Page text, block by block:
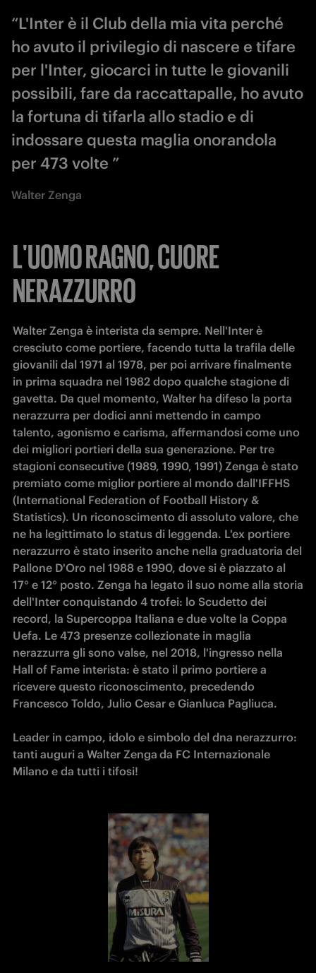
“L'Inter è il Club della mia vita perché
ho avuto il privilegio di nascere e tifare
per l'Inter, giocarci in tutte le giovanili
possibili, fare da raccattapalle, ho avuto
la fortuna di tifarla allo stadio e di
indossare questa maglia onorandola
per 473 volte ”
Walter Zenga
L'UOMO RAGNO, CUORE
NERAZZURRO
Walter Zenga è interista da sempre. Nell'Inter è
cresciuto come portiere, facendo tutta la trafila delle
giovanili dal 1971 al 1978, per poi arrivare finalmente
in prima squadra nel 1982 dopo qualche stagione di
gavetta. Da quel momento, Walter ha difeso la porta
nerazzurra per dodici anni mettendo in campo
talento, agonismo e carisma, affermandosi come uno
dei migliori portieri della sua generazione. Per tre
stagioni consecutive (1989, 1990, 1991) Zenga è stato
premiato come miglior portiere al mondo dall'IFFHS
(International Federation of Football History &
Statistics). Un riconoscimento di assoluto valore, che
ne ha legittimato lo status di leggenda. L'ex portiere
nerazzurro è stato inserito anche nella graduatoria del
Pallone D'Oro nel 1988 e 1990, dove si è piazzato al
17° e 12° posto. Zenga ha legato il suo nome alla storia
dell'Inter conquistando 4 trofei: lo Scudetto dei
record, la Supercoppa Italiana e due volte la Coppa
Uefa. Le 473 presenze collezionate in maglia
nerazzurra gli sono valse, nel 2018, l'ingresso nella
Hall of Fame interista: è stato il primo portiere a
ricevere questo riconoscimento, precedendo
Francesco Toldo, Julio Cesar e Gianluca Pagliuca.
Leader in campo, idolo e simbolo del dna nerazzurro:
tanti auguri a Walter Zenga da FC Internazionale
Milano e da tutti i tifosi!